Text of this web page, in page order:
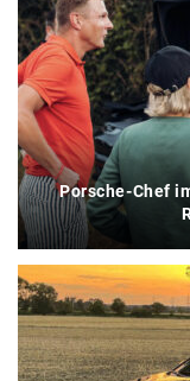
Porsche-Chef